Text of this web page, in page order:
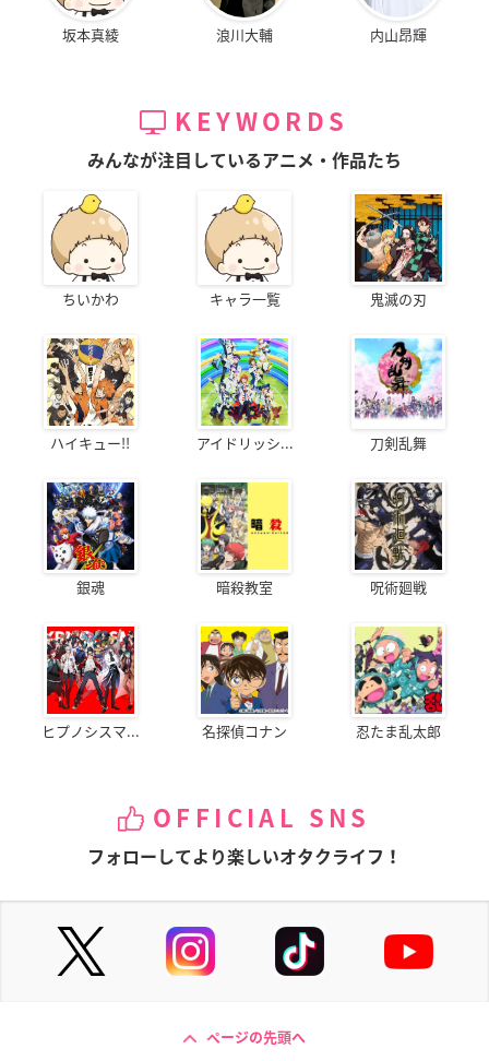
坂本真綾 浪川大輔 内山昂輝
KEYWORDS
みんなが注目しているアニメ・作品たち
ちいかわ キャラ一覧 鬼滅の刃
ハイキュー!! アイドリッシ... 刀剣乱舞
銀魂 暗殺教室 呪術廻戦
ヒプノシスマ... 名探偵コナン 忍たま乱太郎
OFFICIAL SNS
フォローしてより楽しいオタクライフ！
ページの先頭へ